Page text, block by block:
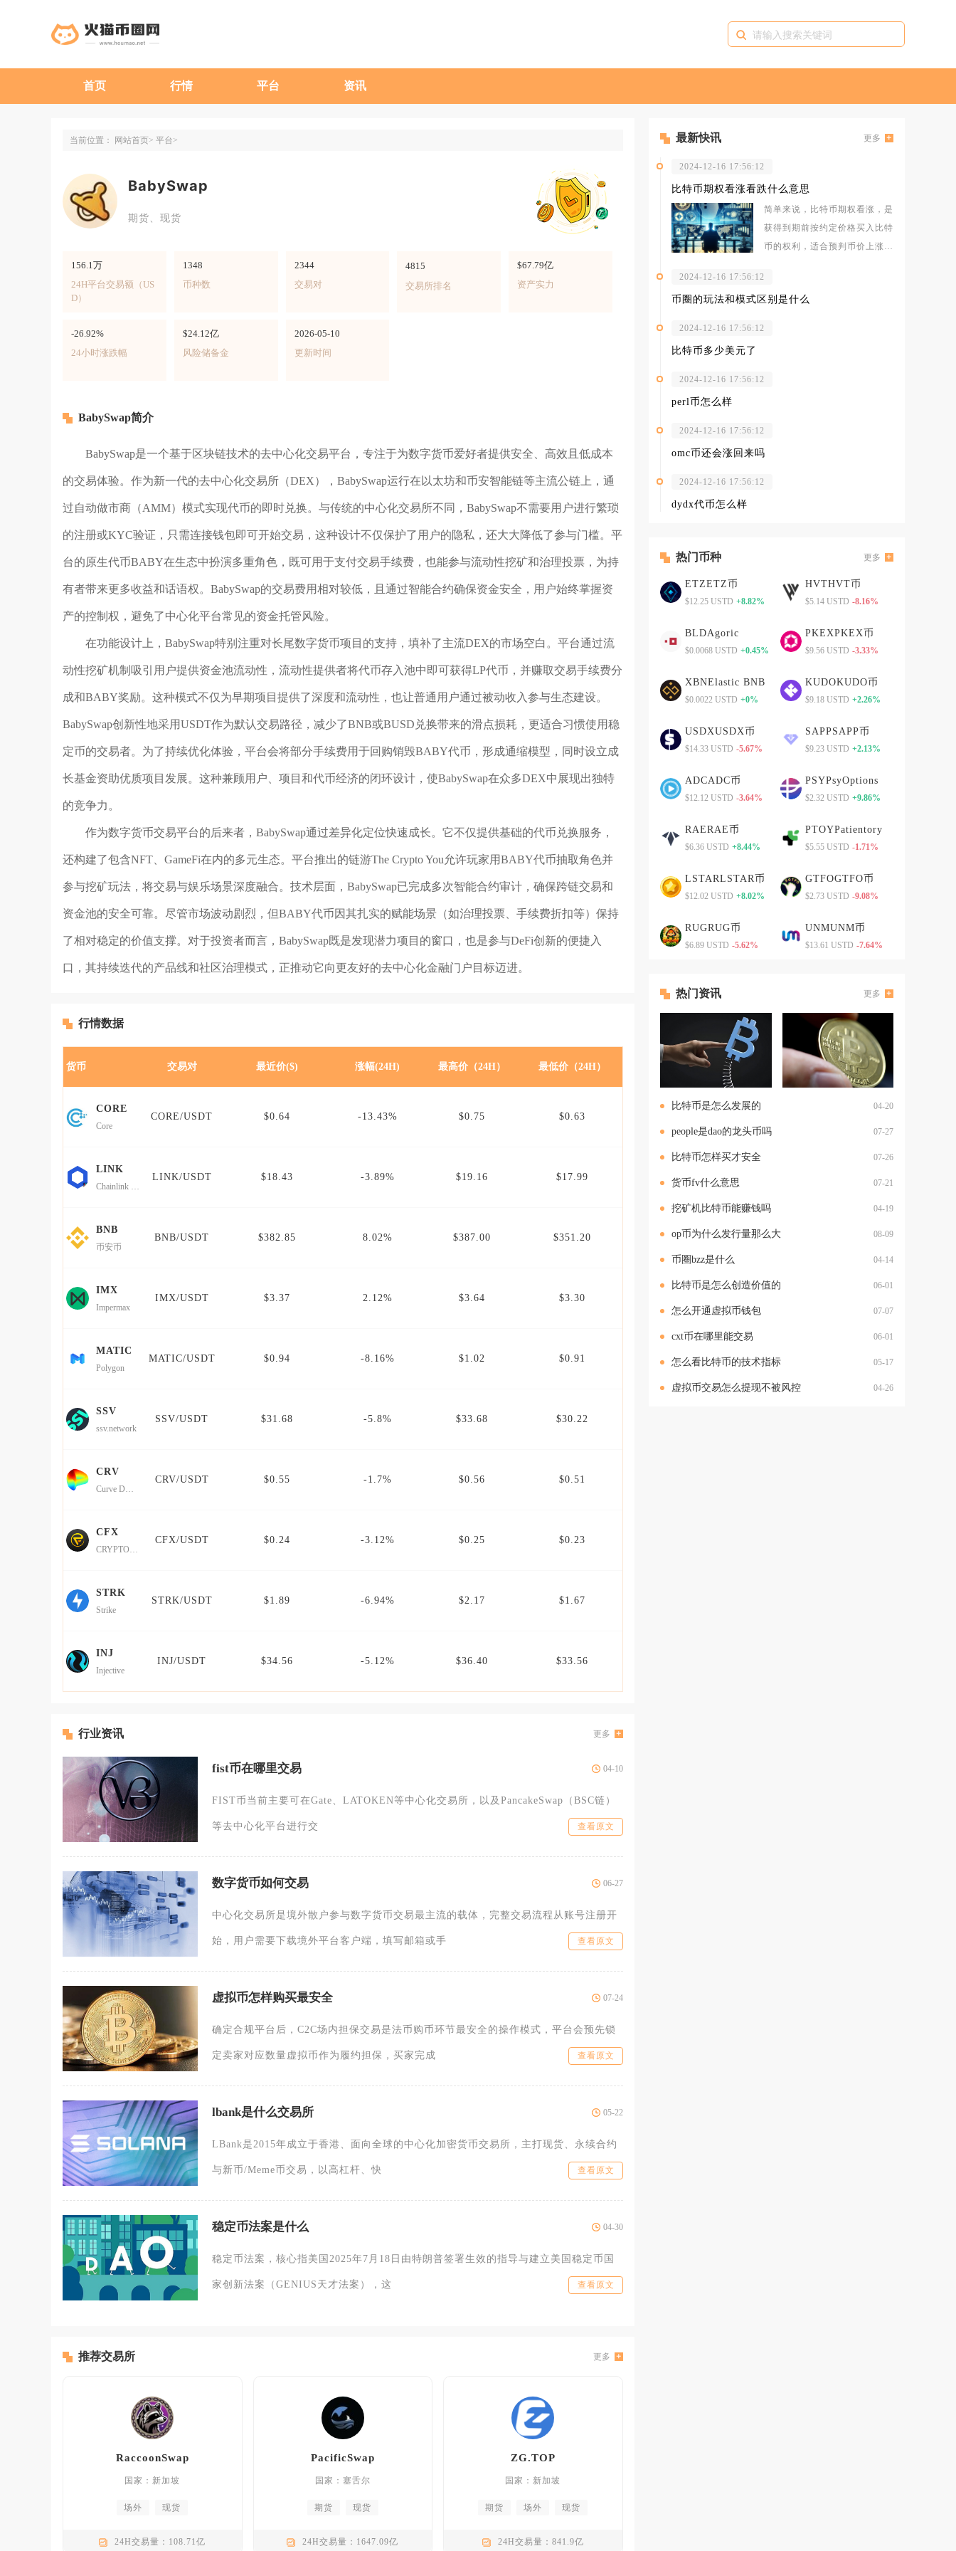
首页 行情 平台 资讯
当前位置： 网站首页 平台
BabySwap
期货、现货
156.1万
24H平台交易额（US
D）
1348
币种数
2344
交易对
4815
交易所排名
$67.79亿
资产实力
-26.92%
24小时涨跌幅
$24.12亿
风险储备金
2026-05-10
更新时间
BabySwap简介
BabySwap是一个基于区块链技术的去中心化交易平台，专注于为数字货币爱好者提供安全、高效且低成本
的交易体验。作为新一代的去中心化交易所（DEX），BabySwap运行在以太坊和币安智能链等主流公链上，通
过自动做市商（AMM）模式实现代币的即时兑换。与传统的中心化交易所不同，BabySwap不需要用户进行繁琐
的注册或KYC验证，只需连接钱包即可开始交易，这种设计不仅保护了用户的隐私，还大大降低了参与门槛。平
台的原生代币BABY在生态中扮演多重角色，既可用于支付交易手续费，也能参与流动性挖矿和治理投票，为持
有者带来更多收益和话语权。BabySwap的交易费用相对较低，且通过智能合约确保资金安全，用户始终掌握资
产的控制权，避免了中心化平台常见的资金托管风险。
在功能设计上，BabySwap特别注重对长尾数字货币项目的支持，填补了主流DEX的市场空白。平台通过流
动性挖矿机制吸引用户提供资金池流动性，流动性提供者将代币存入池中即可获得LP代币，并赚取交易手续费分
成和BABY奖励。这种模式不仅为早期项目提供了深度和流动性，也让普通用户通过被动收入参与生态建设。
BabySwap创新性地采用USDT作为默认交易路径，减少了BNB或BUSD兑换带来的滑点损耗，更适合习惯使用稳
定币的交易者。为了持续优化体验，平台会将部分手续费用于回购销毁BABY代币，形成通缩模型，同时设立成
长基金资助优质项目发展。这种兼顾用户、项目和代币经济的闭环设计，使BabySwap在众多DEX中展现出独特
的竞争力。
作为数字货币交易平台的后来者，BabySwap通过差异化定位快速成长。它不仅提供基础的代币兑换服务，
还构建了包含NFT、GameFi在内的多元生态。平台推出的链游The Crypto You允许玩家用BABY代币抽取角色并
参与挖矿玩法，将交易与娱乐场景深度融合。技术层面，BabySwap已完成多次智能合约审计，确保跨链交易和
资金池的安全可靠。尽管市场波动剧烈，但BABY代币因其扎实的赋能场景（如治理投票、手续费折扣等）保持
了相对稳定的价值支撑。对于投资者而言，BabySwap既是发现潜力项目的窗口，也是参与DeFi创新的便捷入
口，其持续迭代的产品线和社区治理模式，正推动它向更友好的去中心化金融门户目标迈进。
行情数据
货币 交易对 最近价($) 涨幅(24H) 最高价（24H） 最低价（24H）
CORE
Core
CORE/USDT $0.64 -13.43% $0.75 $0.63
LINK
Chainlink (Wormhole)
LINK/USDT $18.43 -3.89% $19.16 $17.99
BNB
币安币
BNB/USDT $382.85 8.02% $387.00 $351.20
IMX
Impermax
IMX/USDT $3.37 2.12% $3.64 $3.30
MATIC
Polygon
MATIC/USDT $0.94 -8.16% $1.02 $0.91
SSV
ssv.network
SSV/USDT $31.68 -5.8% $33.68 $30.22
CRV
Curve DAO Token
CRV/USDT $0.55 -1.7% $0.56 $0.51
CFX
CRYPTOFOREX
CFX/USDT $0.24 -3.12% $0.25 $0.23
STRK
Strike
STRK/USDT $1.89 -6.94% $2.17 $1.67
INJ
Injective
INJ/USDT $34.56 -5.12% $36.40 $33.56
行业资讯 更多
fist币在哪里交易 04-10
FIST币当前主要可在Gate、LATOKEN等中心化交易所，以及PancakeSwap（BSC链）
等去中心化平台进行交 查看原文
数字货币如何交易 06-27
中心化交易所是境外散户参与数字货币交易最主流的载体，完整交易流程从账号注册开
始，用户需要下载境外平台客户端，填写邮箱或手 查看原文
虚拟币怎样购买最安全 07-24
确定合规平台后，C2C场内担保交易是法币购币环节最安全的操作模式，平台会预先锁
定卖家对应数量虚拟币作为履约担保，买家完成 查看原文
lbank是什么交易所 05-22
LBank是2015年成立于香港、面向全球的中心化加密货币交易所，主打现货、永续合约
与新币/Meme币交易，以高杠杆、快 查看原文
稳定币法案是什么 04-30
稳定币法案，核心指美国2025年7月18日由特朗普签署生效的指导与建立美国稳定币国
家创新法案（GENIUS天才法案），这 查看原文
推荐交易所 更多
RaccoonSwap
国家：新加坡
场外 现货
24H交易量：108.71亿
PacificSwap
国家：塞舌尔
期货 现货
24H交易量：1647.09亿
ZG.TOP
国家：新加坡
期货 场外 现货
24H交易量：841.9亿
最新快讯 更多
2024-12-16 17:56:12
比特币期权看涨看跌什么意思
简单来说，比特币期权看涨，是
获得到期前按约定价格买入比特
币的权利，适合预判币价上涨；
2024-12-16 17:56:12
币圈的玩法和模式区别是什么
2024-12-16 17:56:12
比特币多少美元了
2024-12-16 17:56:12
perl币怎么样
2024-12-16 17:56:12
omc币还会涨回来吗
2024-12-16 17:56:12
dydx代币怎么样
热门币种 更多
ETZETZ币
$12.25 USTD +8.82%
HVTHVT币
$5.14 USTD -8.16%
BLDAgoric
$0.0068 USTD +0.45%
PKEXPKEX币
$9.56 USTD -3.33%
XBNElastic BNB
$0.0022 USTD +0%
KUDOKUDO币
$9.18 USTD +2.26%
USDXUSDX币
$14.33 USTD -5.67%
SAPPSAPP币
$9.23 USTD +2.13%
ADCADC币
$12.12 USTD -3.64%
PSYPsyOptions
$2.32 USTD +9.86%
RAERAE币
$6.36 USTD +8.44%
PTOYPatientory
$5.55 USTD -1.71%
LSTARLSTAR币
$12.02 USTD +8.02%
GTFOGTFO币
$2.73 USTD -9.08%
RUGRUG币
$6.89 USTD -5.62%
UNMUNM币
$13.61 USTD -7.64%
热门资讯 更多
比特币是怎么发展的 04-20
people是dao的龙头币吗 07-27
比特币怎样买才安全 07-26
货币fv什么意思 07-21
挖矿机比特币能赚钱吗 04-19
op币为什么发行量那么大 08-09
币圈bzz是什么 04-14
比特币是怎么创造价值的 06-01
怎么开通虚拟币钱包 07-07
cxt币在哪里能交易 06-01
怎么看比特币的技术指标 05-17
虚拟币交易怎么提现不被风控 04-26